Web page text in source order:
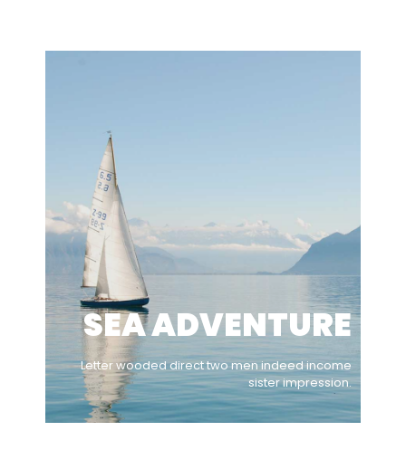
SEA ADVENTURE
Letter wooded direct two men indeed income
sister impression.